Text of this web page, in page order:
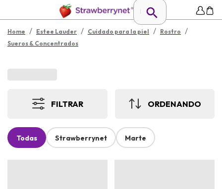
Home / Estee Lauder / Cuidado para la piel / Rostro /
Sueros & Concentrados
FILTRAR ORDENANDO
Todas Strawberrynet Marte